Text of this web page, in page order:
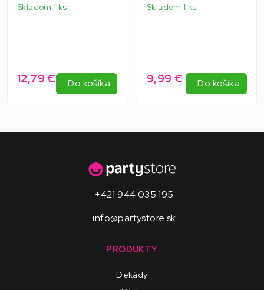
Skladom 1 ks
12,79 € Do košíka
Skladom 1 ks
9,99 € Do košíka
+421 944 035 195
info@partystore.sk
PRODUKTY
Dekády